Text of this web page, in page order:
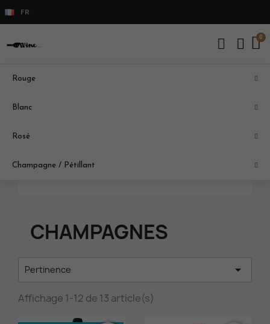
FR
Rouge
Blanc
Rosé
Champagne / Pétillant
CHAMPAGNE / PÉTILLANT
Spumante
CHAMPAGNES
Pertinence 
Affichage 1-12 de 13 article(s)